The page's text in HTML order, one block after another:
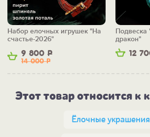
9 800 Р
14 000Р
Набор елочных игрушек "На
счастье-2026"
12
Подвеска
дракон"
Этот товар относится к
Ёлочные украшения